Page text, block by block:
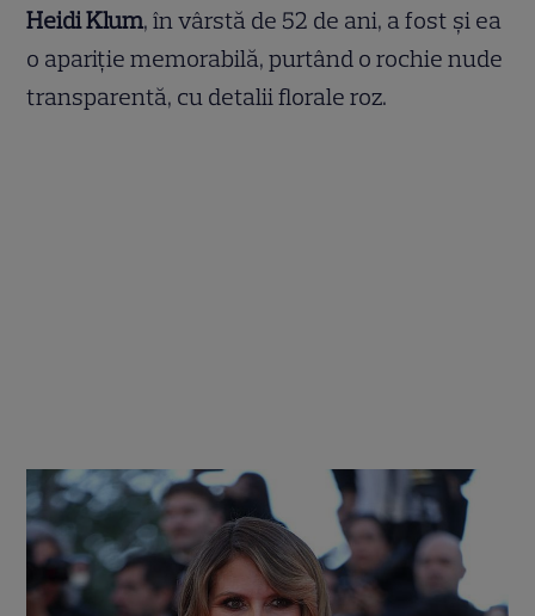
Heidi Klum, în vârstă de 52 de ani, a fost și ea
o apariție memorabilă, purtând o rochie nude
transparentă, cu detalii florale roz.